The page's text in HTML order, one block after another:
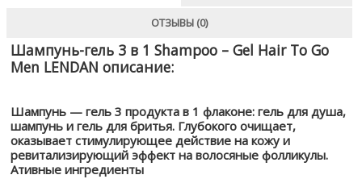
ОТЗЫВЫ (0)
Шампунь-гель 3 в 1 Shampoo – Gel Hair To Go
Men LENDAN описание:
Шампунь — гель 3 продукта в 1 флаконе: гель для душа,
шампунь и гель для бритья. Глубокого очищает,
оказывает стимулирующее действие на кожу и
ревитализирующий эффект на волосяные фолликулы.
Ативные ингредиенты